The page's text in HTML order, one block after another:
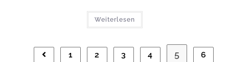
Weiterlesen
1 2 3 4 5 6